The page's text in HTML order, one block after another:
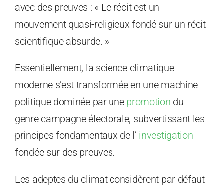
avec des preuves : « Le récit est un
mouvement quasi-religieux fondé sur un récit
scientifique absurde. »
Essentiellement, la science climatique
moderne s’est transformée en une machine
politique dominée par une promotion du
genre campagne électorale, subvertissant les
principes fondamentaux de l’ investigation
fondée sur des preuves.
Les adeptes du climat considèrent par défaut